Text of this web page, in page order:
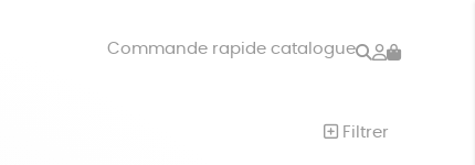
Commande rapide catalogue Rechercher
Mon
Filtrer